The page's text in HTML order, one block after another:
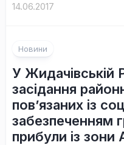
14.06.2017
Новини
У Жидачівській
засідання
пов’язаних із
забезпеченням
прибули із зони